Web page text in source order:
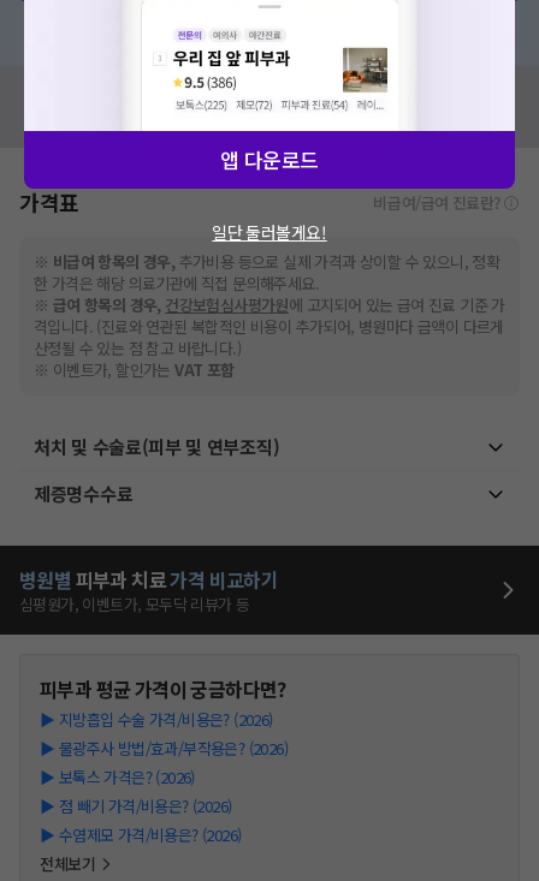
혹시 잘못된 병원정보가 있나요?
모두닥 팀에 알려주세요!
가격표 비급여/급여 진료란?
※ 비급여 항목의 경우, 추가비용 등으로 실제 가격과 상이할 수 있으니, 정확
한 가격은 해당 의료기관에 직접 문의해주세요.
※ 급여 항목의 경우, 건강보험심사평가원에 고지되어 있는 급여 진료 기준 가
격입니다. (진료와 연관된 복합적인 비용이 추가되어, 병원마다 금액이 다르게
산정될 수 있는 점 참고 바랍니다.)
※ 이벤트가, 할인가는VAT 포함
처치 및 수술료(피부 및 연부조직)
제증명수수료
병원별 피부과 치료가격 비교하기
심평원가, 이벤트가, 모두닥 리뷰가 등
피부과평균 가격이 궁금하다면?
▶ 지방흡입 수술 가격/비용은? (2026)
▶ 물광주사 방법/효과/부작용은? (2026)
▶ 보톡스 가격은? (2026)
▶ 점 빼기 가격/비용은? (2026)
▶ 수염제모 가격/비용은? (2026)
전체보기
앱 다운로드
일단 둘러볼게요!